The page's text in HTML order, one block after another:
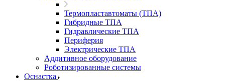
Термопластавтоматы (ТПА)
Гибридные ТПА
Гидравлические ТПА
Периферия
Электрические ТПА
Аддитивное оборудование
Роботизированные системы
Оснастка